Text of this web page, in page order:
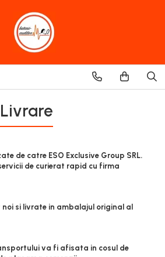
Aer
675 PR44
de catre ESO Exclusive Group SRL.
de curierat rapid cu firma
si livrate in ambalajul original al
va fi afisata in cosul de